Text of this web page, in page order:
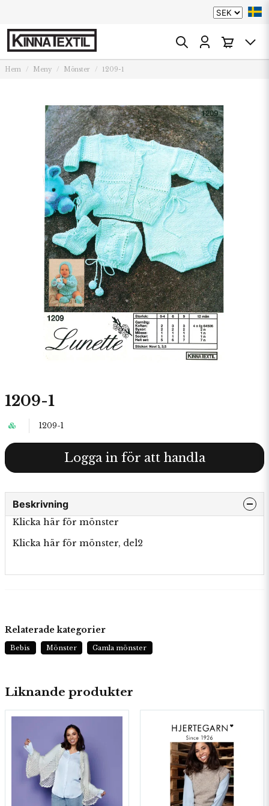
Hem Meny Mönster 1209-1
1209-1
1209-1
Logga in för att handla
Beskrivning
Klicka här för mönster
Klicka här för mönster, del2
Liknande produkter
Relaterade kategorier
Bebis Mönster Gamla mönster